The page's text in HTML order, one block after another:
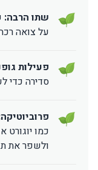
שתו הרבה:
על צואה
פעילות
סדירה כדי
כמו יוגורט
ולשפר את